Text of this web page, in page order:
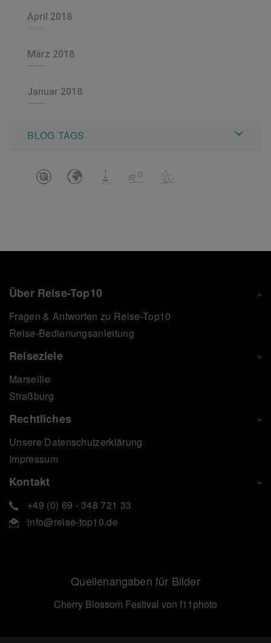
April 2018
März 2018
Januar 2018
BLOG TAGS
Über Reise-Top10
Fragen & Antworten zu Reise-Top10
Reise-Bedienungsanleitung
Reiseziele
Marseille
Straßburg
Rechtliches
Unsere Datenschutzerklärung
Impressum
Kontakt
+49 (0) 69 - 348 721 33
info@reise-top10.de
Quellenangaben für Bilder
Cherry Blossom Festival von f11photo